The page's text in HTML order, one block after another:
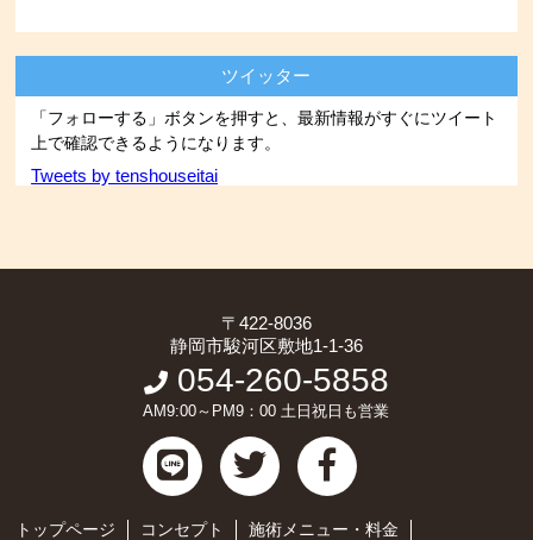
ツイッター
「フォローする」ボタンを押すと、最新情報がすぐにツイート
上で確認できるようになります。
Tweets by tenshouseitai
〒422-8036
静岡市駿河区敷地1-1-36
054-260-5858
AM9:00～PM9：00 土日祝日も営業
トップページ コンセプト 施術メニュー・料金